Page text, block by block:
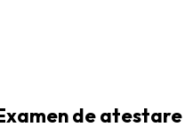
de atestare